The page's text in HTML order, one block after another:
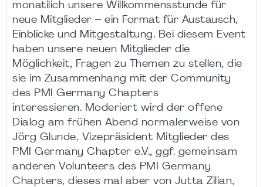
monatilich unsere Willkommensstunde für
neue Mitglieder – ein Format für Austausch,
Einblicke und Mitgestaltung. Bei diesem Event
haben unsere neuen Mitglieder die
Möglichkeit, Fragen zu Themen zu stellen, die
sie im Zusammenhang mit der Community
des PMI Germany Chapters
interessieren. Moderiert wird der offene
Dialog am frühen Abend normalerweise von
Jörg Glunde, Vizepräsident Mitglieder des
PMI Germany Chapter e.V., ggf. gemeinsam
anderen Volunteers des PMI Germany
Chapters, dieses mal aber von Jutta Zilian,